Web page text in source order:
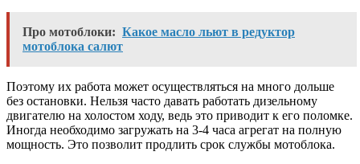
Про мотоблоки: Какое масло льют в редуктор
мотоблока салют
Поэтому их работа может осуществляться на много дольше
без остановки. Нельзя часто давать работать дизельному
двигателю на холостом ходу, ведь это приводит к его поломке.
Иногда необходимо загружать на 3-4 часа агрегат на полную
мощность. Это позволит продлить срок службы мотоблока.